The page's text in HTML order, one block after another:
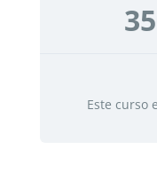
Este curso